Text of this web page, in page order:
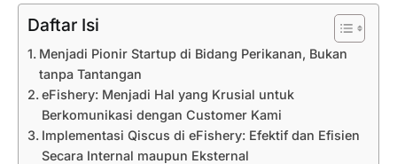
Daftar Isi
Menjadi Pionir Startup di Bidang Perikanan, Bukan
tanpa Tantangan
eFishery: Menjadi Hal yang Krusial untuk
Berkomunikasi dengan Customer Kami
Implementasi Qiscus di eFishery: Efektif dan Efisien
Secara Internal maupun Eksternal